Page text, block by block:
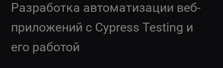
Разработка автоматизации веб-
приложений с Cypress Testing и
его работой